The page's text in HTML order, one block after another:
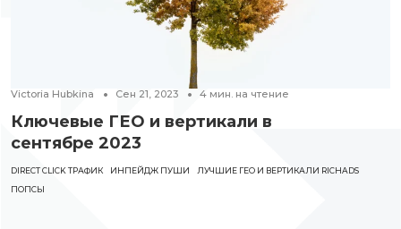
Victoria Hubkina Сен 21, 2023 4 мин. на чтение
Ключевые ГЕО и вертикали в
сентябре 2023
DIRECT CLICK ТРАФИК ИНПЕЙДЖ ПУШИ
ЛУЧШИЕ ГЕО И ВЕРТИКАЛИ RICHADS
ПОПСЫ